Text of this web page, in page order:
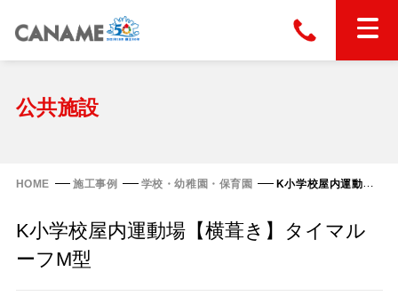
ホーム
スタンディングロック
横葺き屋根
屋根の改修
公共施設
HOME 施工事例 学校・幼稚園・保育園 K小学校屋内運動場【横葺き】タイマルーフM型
K小学校屋内運動場【横葺き】タイマル
ーフM型